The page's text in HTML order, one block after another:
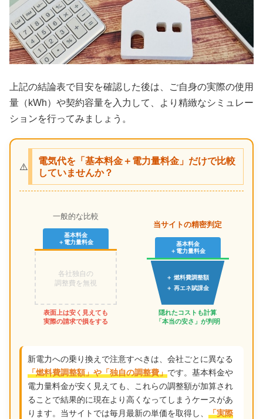
上記の結論表で目安を確認した後は、ご自身の実際の使用
量（kWh）や契約容量を入力して、より精緻なシミュレー
ションを行ってみましょう。
⚠️
電気代を「基本料金＋電力量料金」だけで比較
していませんか？
一般的な比較
基本料金
＋電力量料金
各社独自の
調整費を無視
表面上は安く見えても
実際の請求で損をする
当サイトの精密判定
基本料金
＋電力量料金
＋ 燃料費調整額
＋ 再エネ賦課金
隠れたコストも計算
「本当の安さ」が判明
新電力への乗り換えで注意すべきは、会社ごとに異なる
「燃料費調整額」や「独自の調整費」です。基本料金や
電力量料金が安く見えても、これらの調整額が加算され
ることで結果的に現在より高くなってしまうケースがあ
ります。当サイトでは毎月最新の単価を取得し、 「実際